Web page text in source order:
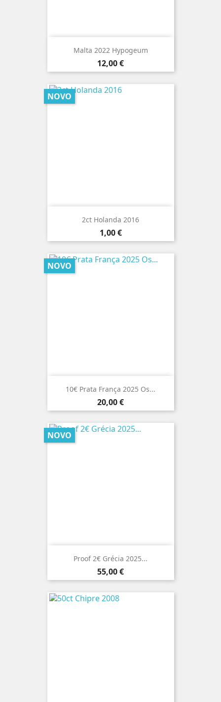
Malta 2022 Hypogeum
Preço
12,00 €
2ct Holanda 2016
Preço
1,00 €
NOVO
10€ Prata França 2025 Os...
Preço
20,00 €
NOVO
Proof 2€ Grécia 2025...
Preço
55,00 €
NOVO